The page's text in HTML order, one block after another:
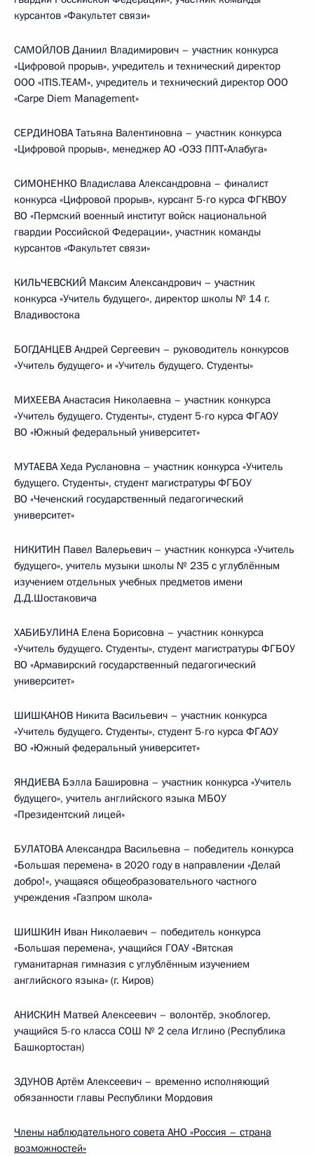
курсантов «Факультет связи»
САМОЙЛОВ Даниил Владимирович – участник конкурса
«Цифровой прорыв», учредитель и технический директор
ООО «ITIS.TEAM», учредитель и технический директор ООО
«Carpe Diem Management»
СЕРДИНОВА Татьяна Валентиновна – участник конкурса
«Цифровой прорыв», менеджер АО «ОЭЗ ППТ«Алабуга»
СИМОНЕНКО Владислава Александровна – финалист
конкурса «Цифровой прорыв», курсант 5-го курса ФГКВОУ
ВО «Пермский военный институт войск национальной
гвардии Российской Федерации», участник команды
курсантов «Факультет связи»
КИЛЬЧЕВСКИЙ Максим Александрович – участник
конкурса «Учитель будущего», директор школы № 14 г.
Владивостока
БОГДАНЦЕВ Андрей Сергеевич – руководитель конкурсов
«Учитель будущего» и «Учитель будущего. Студенты»
МИХЕЕВА Анастасия Николаевна – участник конкурса
«Учитель будущего. Студенты», студент 5-го курса ФГАОУ
ВО «Южный федеральный университет»
МУТАЕВА Хеда Руслановна – участник конкурса «Учитель
будущего. Студенты», студент магистратуры ФГБОУ
ВО «Чеченский государственный педагогический
университет»
НИКИТИН Павел Валерьевич – участник конкурса «Учитель
будущего», учитель музыки школы № 235 с углублённым
изучением отдельных учебных предметов имени
Д.Д.Шостаковича
ХАБИБУЛИНА Елена Борисовна – участник конкурса
«Учитель будущего. Студенты», студент магистратуры ФГБОУ
ВО «Армавирский государственный педагогический
университет»
ШИШКАНОВ Никита Васильевич – участник конкурса
«Учитель будущего. Студенты», студент 5-го курса ФГАОУ
ВО «Южный федеральный университет»
ЯНДИЕВА Бэлла Башировна – участник конкурса «Учитель
будущего», учитель английского языка МБОУ
«Президентский лицей»
БУЛАТОВА Александра Васильевна – победитель конкурса
«Большая перемена» в 2020 году в направлении «Делай
добро!», учащаяся общеобразовательного частного
учреждения «Газпром школа»
ШИШКИН Иван Николаевич – победитель конкурса
«Большая перемена», учащийся ГОАУ «Вятская
гуманитарная гимназия с углублённым изучением
английского языка» (г. Киров)
АНИСКИН Матвей Алексеевич – волонтёр, экоблогер,
учащийся 5-го класса СОШ № 2 села Иглино (Республика
Башкортостан)
ЗДУНОВ Артём Алексеевич – временно исполняющий
обязанности главы Республики Мордовия
Члены наблюдательного совета АНО «Россия – страна
возможностей»